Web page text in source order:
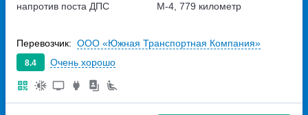
напротив поста ДПС
М-4, 779 километр
8.4 Очень хорошо
Перевозчик: ООО «Южная Транспортная Компания»